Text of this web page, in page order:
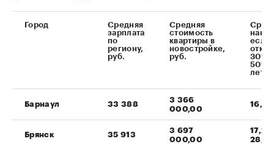
Город
Средняя
зарплата
по
региону,
руб.
Средняя
стоимость
квартиры в
новостройке,
руб.
если
30%
50%
лет
Барнаул 33 388
3 366
000,00
16,8
Брянск 35 913
3 697
000,00
17,2
28,6